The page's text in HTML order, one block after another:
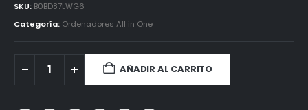
SKU: B0BD87LWG6
Categoría: Ordenadores All in One
AÑADIR AL CARRITO